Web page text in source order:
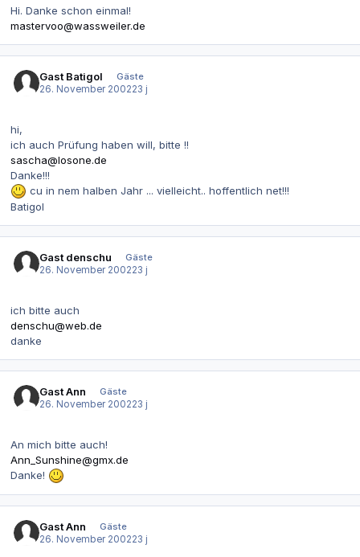
Hi. Danke schon einmal!
mastervoo@wassweiler.de
Gast Batigol
Gäste
26. November 200223 j
hi,
ich auch Prüfung haben will, bitte !!
sascha@losone.de
Danke!!!
cu in nem halben Jahr ... vielleicht.. hoffentlich net!!!
Batigol
Gast denschu
Gäste
26. November 200223 j
ich bitte auch
denschu@web.de
danke
Gast Ann
Gäste
26. November 200223 j
An mich bitte auch!
Ann_Sunshine@gmx.de
Danke!
Gast Ann
Gäste
26. November 200223 j